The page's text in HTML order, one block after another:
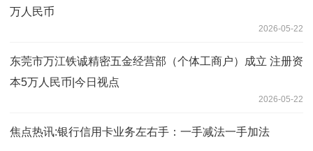
万人民币
2026-05-22
东莞市万江铁诚精密五金经营部（个体工商户）成立 注册资
本5万人民币|今日视点
2026-05-22
焦点热讯:银行信用卡业务左右手：一手减法一手加法